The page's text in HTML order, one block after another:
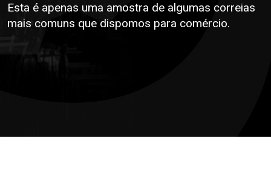
Esta é apenas uma amostra de algumas correias
mais comuns que dispomos para comércio.